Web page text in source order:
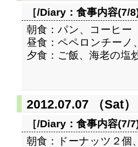
［/Diary： 食事内容(7/
朝食：パン、コーヒー
昼食：ペペロンチーノ
夕食：ご飯、海老の塩
2012.07.07 （Sat）
［/Diary： 食事内容(7/
朝食：ドーナッツ２個